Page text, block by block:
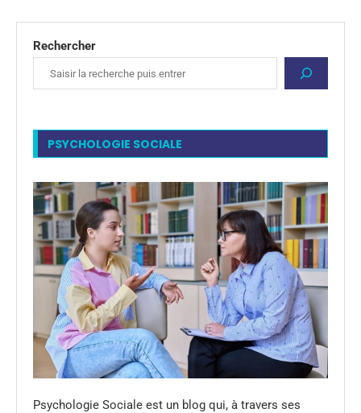
Rechercher
PSYCHOLOGIE SOCIALE
Psychologie Sociale est un blog qui, à travers ses